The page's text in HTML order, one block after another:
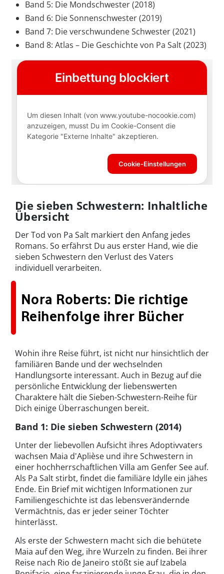
Band 5: Die Mondschwester (2018)
Band 6: Die Sonnenschwester (2019)
Band 7: Die verschwundene Schwester (2021)
Band 8: Atlas – Die Geschichte von Pa Salt (2023)
Die sieben Schwestern: Inhaltliche
Übersicht
Der Tod von Pa Salt markiert den Anfang jedes
Romans. So erfährst Du aus erster Hand, wie die
sieben Schwestern den Verlust des Vaters
individuell verarbeiten.
Nora Roberts: Die richtige
Reihenfolge ihrer Bücher
Wohin ihre Reise führt, ist nicht nur hinsichtlich der
familiären Bande und der wechselnden
Handlungsorte interessant. Auch in Bezug auf die
persönliche Entwicklung der liebenswerten
Charaktere hält die Sieben-Schwestern-Reihe für
Dich einige Überraschungen bereit.
Band 1: Die sieben Schwestern (2014)
Unter der liebevollen Aufsicht ihres Adoptivvaters
wachsen Maia d'Aplièse und ihre Schwestern in
einer hochherrschaftlichen Villa am Genfer See auf.
Als Pa Salt stirbt, findet die familiäre Idylle ein jähes
Ende. Ein Brief mit wichtigen Informationen zur
Familiengeschichte ist das lebensverändernde
Vermächtnis, das er jeder seiner Töchter
hinterlässt.
Als erste der Schwestern macht sich die behütete
Maia auf den Weg, ihre Wurzeln zu finden. Bei ihrer
Reise nach Rio de Janeiro stößt sie auf Izabela